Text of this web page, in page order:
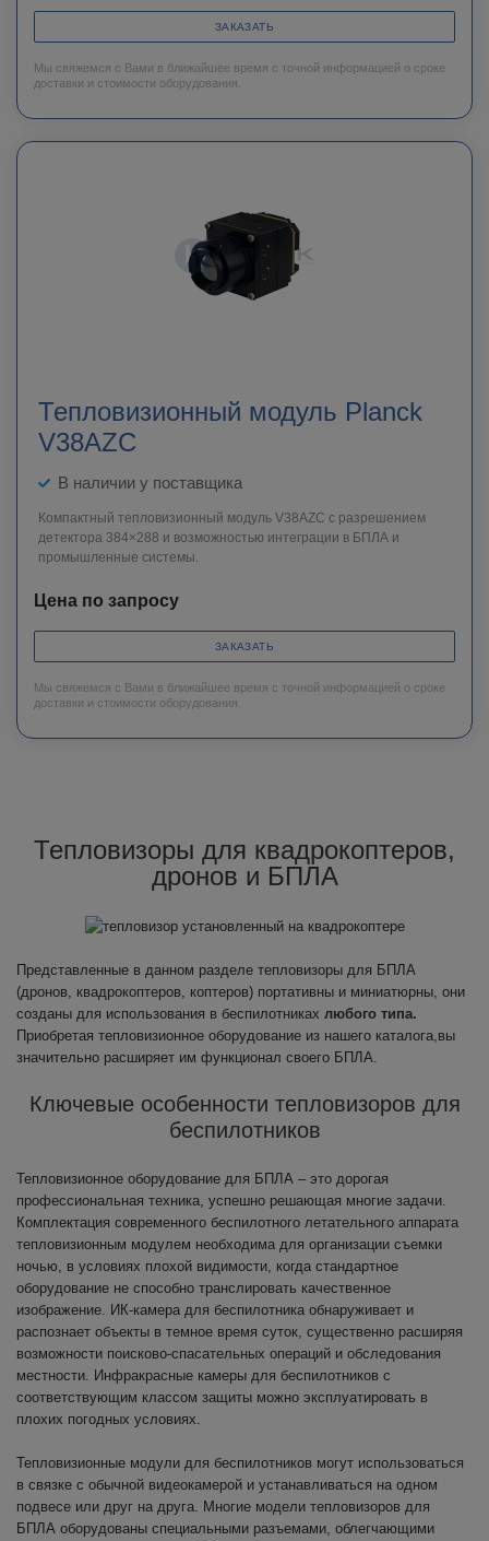
ЗАКАЗАТЬ
Мы свяжемся с Вами в ближайшее время с точной информацией о сроке
доставки и стоимости оборудования.
Тепловизионный модуль Planck
V38AZC
В наличии у поставщика
Компактный тепловизионный модуль V38AZC с разрешением
детектора 384×288 и возможностью интеграции в БПЛА и
промышленные системы.
Цена по запросу
ЗАКАЗАТЬ
Мы свяжемся с Вами в ближайшее время с точной информацией о сроке
доставки и стоимости оборудования.
Тепловизоры для квадрокоптеров,
дронов и БПЛА
Представленные в данном разделе тепловизоры для БПЛА
(дронов, квадрокоптеров, коптеров) портативны и миниатюрны, они
созданы для использования в беспилотниках любого типа.
Приобретая тепловизионное оборудование из нашего каталога,вы
значительно расширяет им функционал своего БПЛА.
Ключевые особенности тепловизоров для
беспилотников
Тепловизионное оборудование для БПЛА – это дорогая
профессиональная техника, успешно решающая многие задачи.
Комплектация современного беспилотного летательного аппарата
тепловизионным модулем необходима для организации съемки
ночью, в условиях плохой видимости, когда стандартное
оборудование не способно транслировать качественное
изображение. ИК-камера для беспилотника обнаруживает и
распознает объекты в темное время суток, существенно расширяя
возможности поисково-спасательных операций и обследования
местности. Инфракрасные камеры для беспилотников с
соответствующим классом защиты можно эксплуатировать в
плохих погодных условиях.
Тепловизионные модули для беспилотников могут использоваться
в связке с обычной видеокамерой и устанавливаться на одном
подвесе или друг на друга. Многие модели тепловизоров для
БПЛА оборудованы специальными разъемами, облегчающими